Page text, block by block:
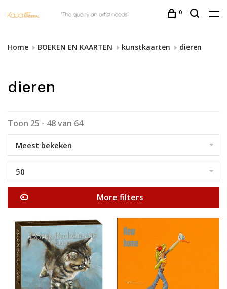
0
Home BOEKEN EN KAARTEN kunstkaarten dieren
dieren
Toon 25 - 48 van 64
Meest bekeken
50
More filters